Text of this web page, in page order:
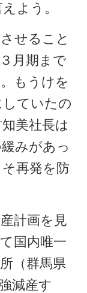
よう。
せること
月期まで
もうけを
ていたの
美社長は
みがあっ
再発を防
計画を見
国内唯一
（群馬県
減産す